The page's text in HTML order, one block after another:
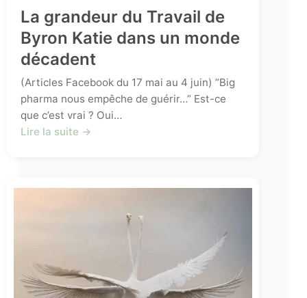
La grandeur du Travail de
Byron Katie dans un monde
décadent
(Articles Facebook du 17 mai au 4 juin) ”Big
pharma nous empêche de guérir…” Est-ce
que c’est vrai ? Oui…
Lire la suite →